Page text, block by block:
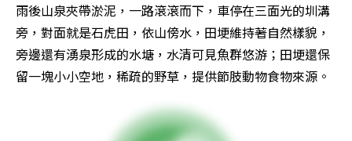
雨後山泉夾帶淤泥，一路滾滾而下，車停在三面光的圳溝
旁，對面就是石虎田，依山傍水，田埂維持著自然樣貌，
旁邊還有湧泉形成的水塘，水清可見魚群悠游；田埂還保
留一塊小小空地，稀疏的野草，提供節肢動物食物來源。